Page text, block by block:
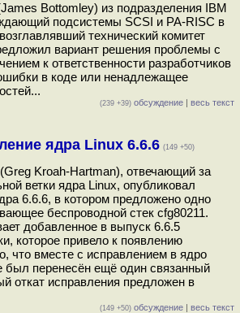
Bottomley) из подразделения IBM
подсистемы SCSI и PA-RISC в
технический комитет
вариант решения проблемы с
к ответственности разработчиков
в коде или ненадлежащее
(239 +39) обсуждение | весь текст
ядра Linux 6.6.6 (149 +50)
Kroah-Hartman), отвечающий за
ветки ядра Linux, опубликовал
6.6.6, в котором предложено одно
беспроводной стек cfg80211.
добавленное в выпуск 6.6.5
которое привело к появлению
что вместе с исправлением в ядро
был перенесён ещё один связанный
откат исправления предложен в
(149 +50) обсуждение | весь текст